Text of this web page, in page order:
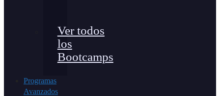
Ver todos
los
Bootcamps
Programas
Avanzados